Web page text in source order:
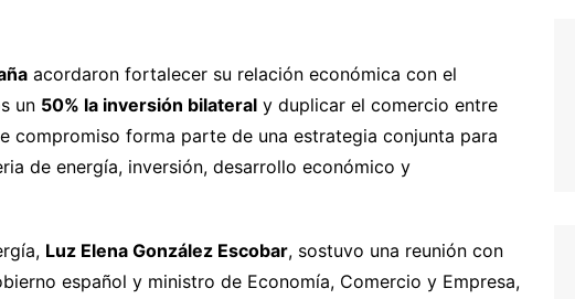
acordaron fortalecer su relación económica con el
un 50% la inversión bilateral y duplicar el comercio entre
compromiso forma parte de una estrategia conjunta para
de energía, inversión, desarrollo económico y
Luz Elena González Escobar, sostuvo una reunión con
español y ministro de Economía, Comercio y Empresa,